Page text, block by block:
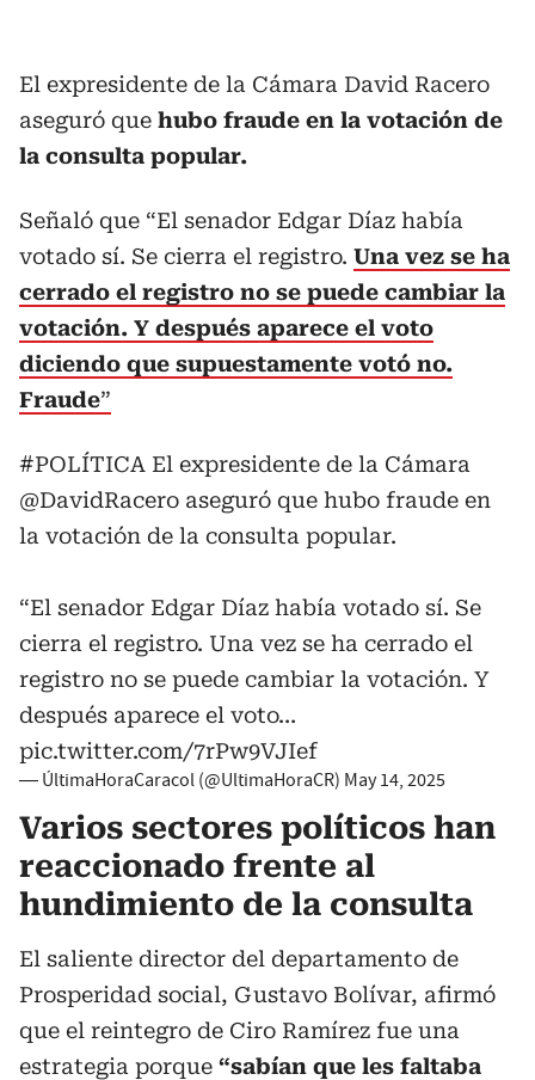
El expresidente de la Cámara David Racero
aseguró que hubo fraude en la votación de
la consulta popular.
Señaló que “El senador Edgar Díaz había
votado sí. Se cierra el registro. Una vez se ha
cerrado el registro no se puede cambiar la
votación. Y después aparece el voto
diciendo que supuestamente votó no.
Fraude”
#POLÍTICA El expresidente de la Cámara
@DavidRacero aseguró que hubo fraude en
la votación de la consulta popular.
“El senador Edgar Díaz había votado sí. Se
cierra el registro. Una vez se ha cerrado el
registro no se puede cambiar la votación. Y
después aparece el voto…
pic.twitter.com/7rPw9VJIef
— ÚltimaHoraCaracol (@UltimaHoraCR) May 14, 2025
Varios sectores políticos han
reaccionado frente al
hundimiento de la consulta
El saliente director del departamento de
Prosperidad social, Gustavo Bolívar, afirmó
que el reintegro de Ciro Ramírez fue una
estrategia porque “sabían que les faltaba